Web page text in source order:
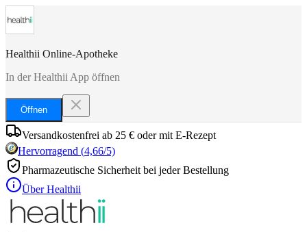
Healthii Online-Apotheke
In der Healthii App öffnen
Öffnen
Versandkostenfrei ab 25 € oder mit E-Rezept
Hervorragend (4,66/5)
Pharmazeutische Sicherheit bei jeder Bestellung
Über Healthii